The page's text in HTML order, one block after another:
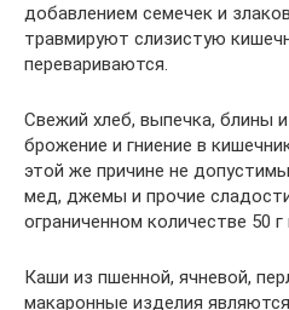
добавлением семечек и
травмируют слизистую
перевариваются.
Свежий хлеб, выпечка, блины
брожение и гниение в
этой же причине не
мед, джемы и прочие
ограниченном количестве 50
Каши из пшенной, ячневой,
макаронные изделия